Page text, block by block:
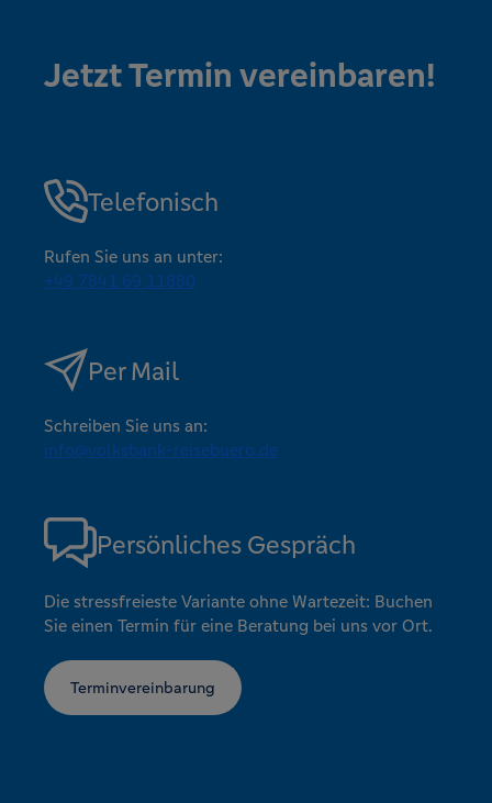
Jetzt Termin vereinbaren!
Telefonisch
Rufen Sie uns an unter:
+49 7841 69 11880
Per Mail
Schreiben Sie uns an:
info@volksbank-reisebuero.de
Persönliches Gespräch
Die stressfreieste Variante ohne Wartezeit: Buchen
Sie einen Termin für eine Beratung bei uns vor Ort.
Terminvereinbarung